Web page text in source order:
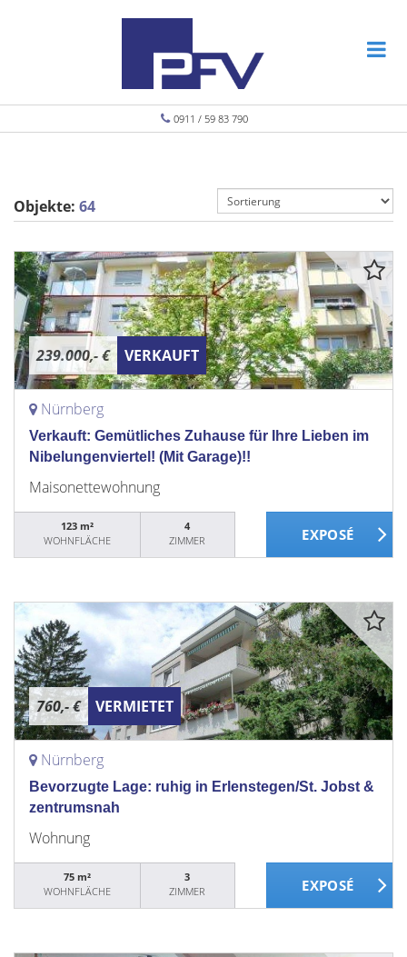
0911 / 59 83 790
Objekte: 64
239.000,- € VERKAUFT
Nürnberg
Verkauft: Gemütliches Zuhause für Ihre Lieben im
Nibelungenviertel! (Mit Garage)!!
Maisonettewohnung
123 m²
WOHNFLÄCHE
4
ZIMMER
760,- € VERMIETET
Nürnberg
Bevorzugte Lage: ruhig in Erlenstegen/St. Jobst &
zentrumsnah
Wohnung
75 m²
WOHNFLÄCHE
3
ZIMMER